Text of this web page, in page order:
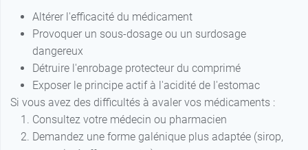
Altérer l'efficacité du médicament
Provoquer un sous-dosage ou un surdosage
dangereux
Détruire l'enrobage protecteur du comprimé
Exposer le principe actif à l'acidité de l'estomac
Si vous avez des difficultés à avaler vos médicaments :
Consultez votre médecin ou pharmacien
Demandez une forme galénique plus adaptée (sirop,